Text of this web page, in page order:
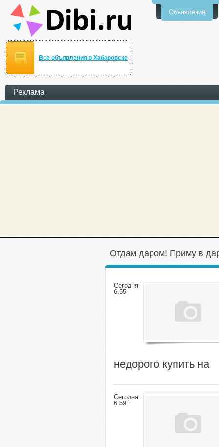
Объявления
Все объявления в Хабаровске
Реклама
Отдам даром! Приму в
Сегодня
6:55
недорого купить на
Сегодня
6:59